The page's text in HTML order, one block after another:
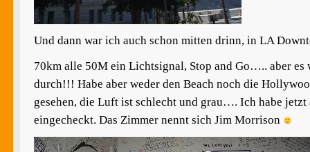
Und dann war ich auch schon mitten drinn, in LA
70km alle 50M ein Lichtsignal, Stop and Go….. aber es
durch!!! Habe aber weder den Beach noch die
gesehen, die Luft ist schlecht und grau…. Ich habe jetzt
eingecheckt. Das Zimmer nennt sich Jim Morrison